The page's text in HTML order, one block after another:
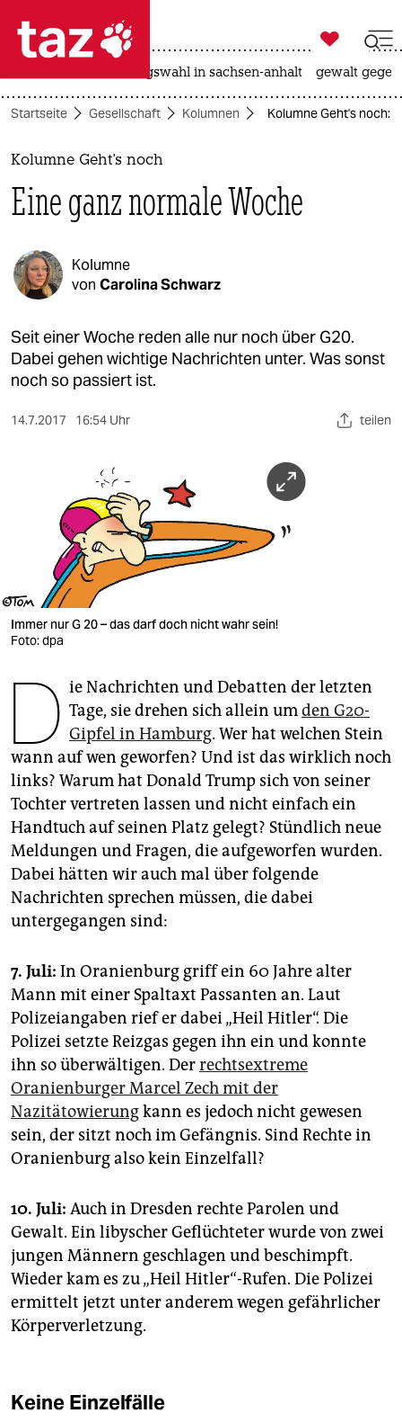
 taz zahl ich
taz zahl ich
themen
politik
öko
gesellschaft
kultur
sport
verlag
veranstaltungen
shop
unterstützen
abo
genossenschaft
epaper login

taz zahl ich
landtagswahl in sachsen-anhalt gewalt
Startseite Gesellschaft Kolumnen Kolumne Geht's noch:
Kolumne Geht's noch
Eine ganz normale Woche
Kolumne
von Carolina Schwarz
Seit einer Woche reden alle nur noch über G20.
Dabei gehen wichtige Nachrichten unter. Was sonst
noch so passiert ist.
14.7.2017 16:54 Uhr teilen
Immer nur G 20 – das darf doch nicht wahr sein!
Foto: dpa
D ie Nachrichten und Debatten der letzten
Tage, sie drehen sich allein umden G20-
Gipfel in Hamburg. Wer hat welchen Stein
wann auf wen geworfen? Und ist das wirklich noch
links? Warum hat Donald Trump sich von seiner
Tochter vertreten lassen und nicht einfach ein
Handtuch auf seinen Platz gelegt? Stündlich neue
Meldungen und Fragen, die aufgeworfen wurden.
Dabei hätten wir auch mal über folgende
Nachrichten sprechen müssen, die dabei
untergegangen sind:
7. Juli: In Oranienburg griff ein 60 Jahre alter
Mann mit einer Spaltaxt Passanten an. Laut
Polizeiangaben rief er dabei „Heil Hitler“. Die
Polizei setzte Reizgas gegen ihn ein und konnte
ihn so überwältigen. Derrechtsextreme
Oranienburger Marcel Zech mit der
Nazitätowierungkann es jedoch nicht gewesen
sein, der sitzt noch im Gefängnis. Sind Rechte in
Oranienburg also kein Einzelfall?
10. Juli: Auch in Dresden rechte Parolen und
Gewalt. Ein libyscher Geflüchteter wurde von zwei
jungen Männern geschlagen und beschimpft.
Wieder kam es zu „Heil Hitler“-Rufen. Die Polizei
ermittelt jetzt unter anderem wegen gefährlicher
Körperverletzung.
Keine Einzelfälle